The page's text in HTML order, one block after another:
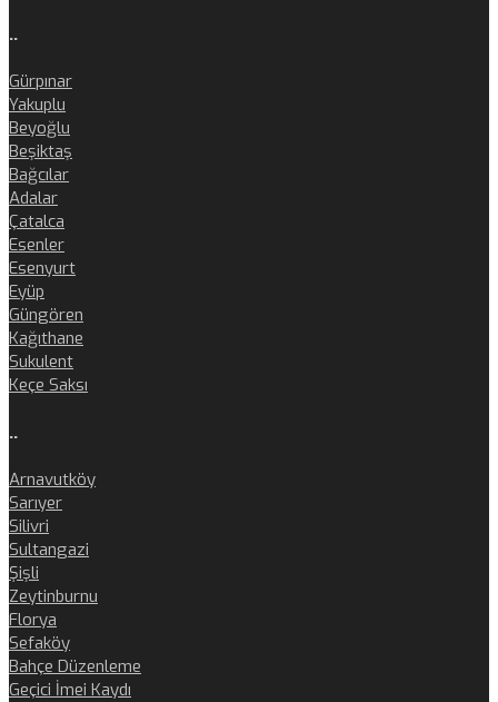
..
Gürpınar
Yakuplu
Beyoğlu
Beşiktaş
Bağcılar
Adalar
Çatalca
Esenler
Esenyurt
Eyüp
Güngören
Kağıthane
Sukulent
Keçe Saksı
..
Arnavutköy
Sarıyer
Silivri
Sultangazi
Şişli
Zeytinburnu
Florya
Sefaköy
Bahçe Düzenleme
Geçici İmei Kaydı